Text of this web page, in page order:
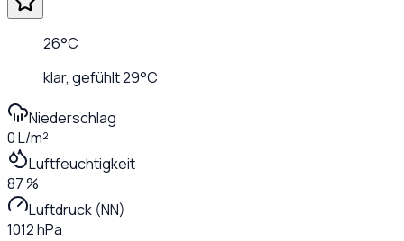
26°C
klar, gefühlt29°C
Niederschlag
0 L/m²
Luftfeuchtigkeit
87 %
Luftdruck (NN)
1012 hPa